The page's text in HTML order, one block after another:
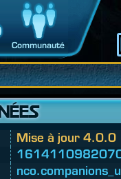
Communauté
Mise à jour 4.0.0
nco.